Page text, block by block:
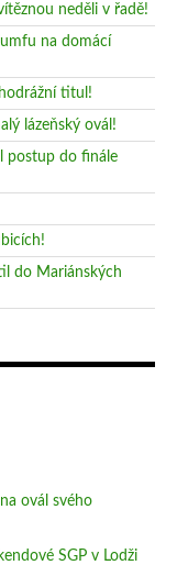
neděli v řadě!
na domácí
titul!
lázeňský ovál!
postup do finále
do Mariánských
ovál svého
SGP v Lodži